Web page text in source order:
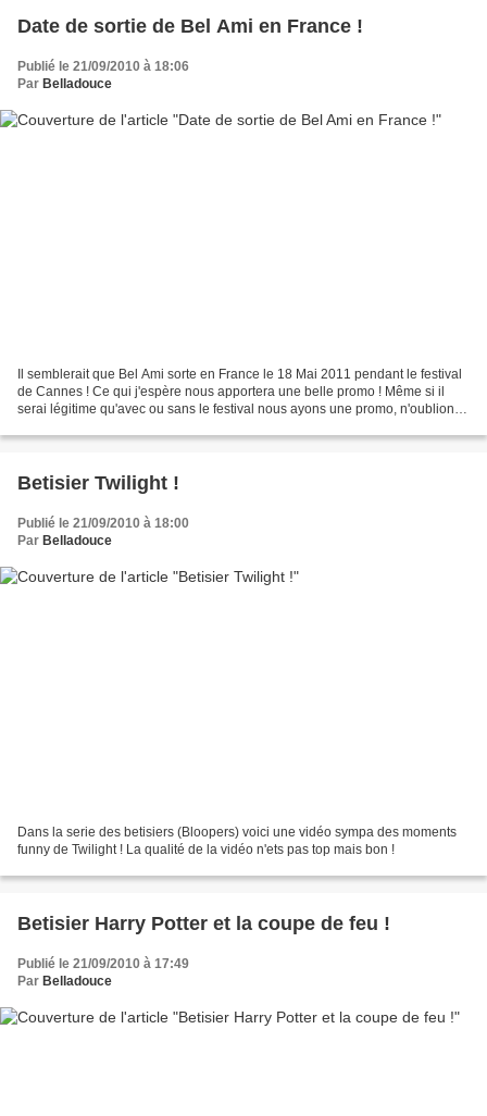
Date de sortie de Bel Ami en France !
Publié le 21/09/2010 à 18:06
Par Belladouce
Il semblerait que Bel Ami sorte en France le 18 Mai 2011 pendant le festival
de Cannes ! Ce qui j'espère nous apportera une belle promo ! Même si il
serai légitime qu'avec ou sans le festival nous ayons une promo, n'oublions
Betisier Twilight !
Publié le 21/09/2010 à 18:00
Par Belladouce
Dans la serie des betisiers (Bloopers) voici une vidéo sympa des moments
funny de Twilight ! La qualité de la vidéo n'ets pas top mais bon !
Betisier Harry Potter et la coupe de feu !
Publié le 21/09/2010 à 17:49
Par Belladouce